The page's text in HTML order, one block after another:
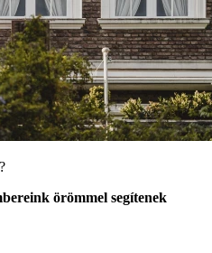
örömmel segítenek